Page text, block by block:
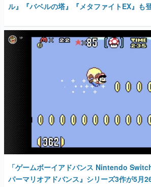
ル』『バベルの塔』『メタファイトEX』も
「ゲームボーイアドバンス Nintendo
パーマリオアドバンス』シリーズ3作が5月